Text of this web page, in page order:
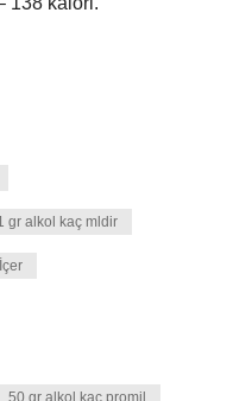
gr alkol kaç mldir
50 gr alkol kaç promil